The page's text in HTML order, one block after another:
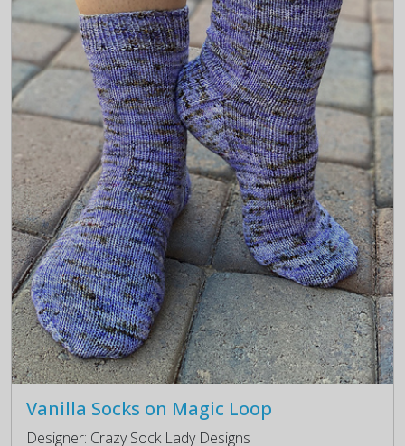
Vanilla Socks on Magic Loop
Designer: Crazy Sock Lady Designs